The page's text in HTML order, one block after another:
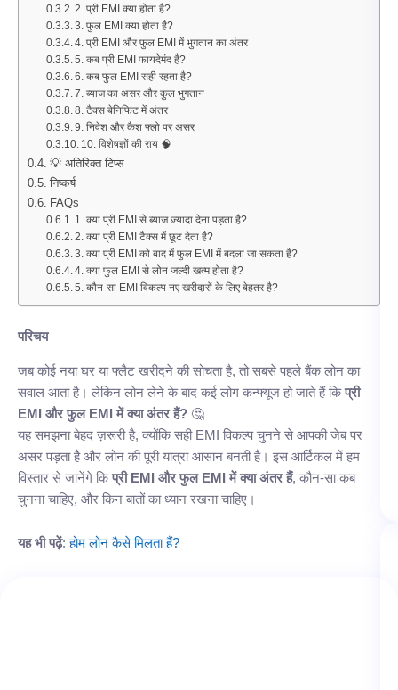
2. प्री EMI क्या होता है?
3. फुल EMI क्या होता है?
4. प्री EMI और फुल EMI में भुगतान का अंतर
5. कब प्री EMI फायदेमंद है?
6. कब फुल EMI सही रहता है?
7. ब्याज का असर और कुल भुगतान
8. टैक्स बेनिफिट में अंतर
9. निवेश और कैश फ्लो पर असर
10. विशेषज्ञों की राय 🧠
💡 अतिरिक्त टिप्स
निष्कर्ष
FAQs
1. क्या प्री EMI से ब्याज ज़्यादा देना पड़ता है?
2. क्या प्री EMI टैक्स में छूट देता है?
3. क्या प्री EMI को बाद में फुल EMI में बदला जा सकता है?
4. क्या फुल EMI से लोन जल्दी खत्म होता है?
5. कौन-सा EMI विकल्प नए खरीदारों के लिए बेहतर है?
परिचय
जब कोई नया घर या फ्लैट खरीदने की सोचता है, तो सबसे पहले बैंक लोन का
सवाल आता है। लेकिन लोन लेने के बाद कई लोग कन्फ्यूज हो जाते हैं किप्री
EMI और फुल EMI में क्या अंतर हैं? 🤔
यह समझना बेहद ज़रूरी है, क्योंकि सही EMI विकल्प चुनने से आपकी जेब पर
असर पड़ता है और लोन की पूरी यात्रा आसान बनती है। इस आर्टिकल में हम
विस्तार से जानेंगे किप्री EMI और फुल EMI में क्या अंतर हैं, कौन-सा कब
चुनना चाहिए, और किन बातों का ध्यान रखना चाहिए।
यह भी पढ़ें:होम लोन कैसे मिलता हैं?